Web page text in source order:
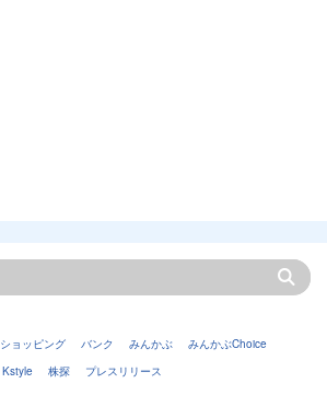
ショッピング バンク みんかぶ
みんかぶChoice
Kstyle
株探 プレスリリース